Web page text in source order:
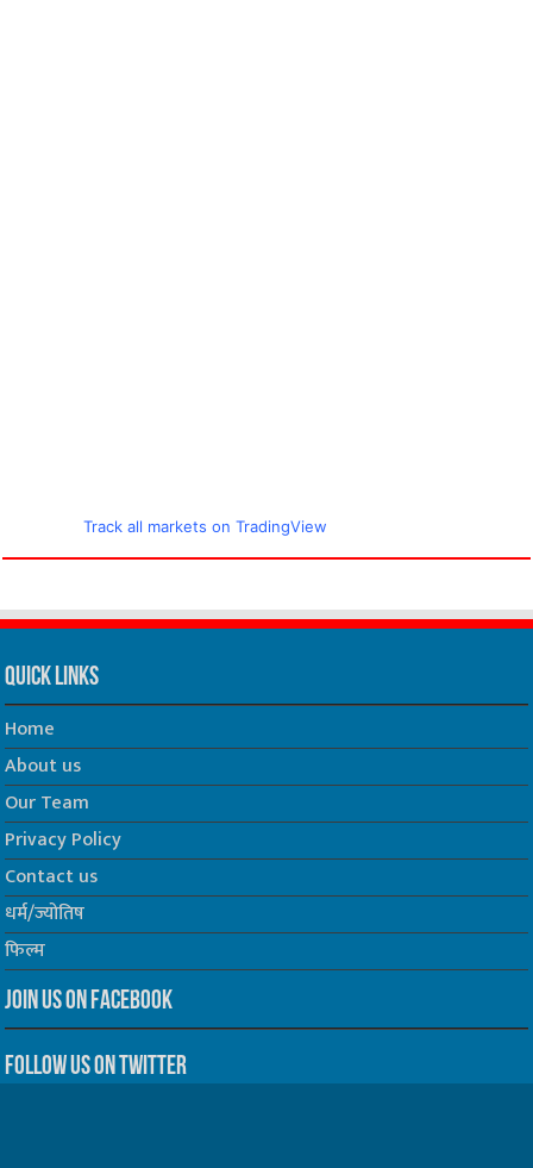
Track all markets on TradingView
Quick Links
Home
About us
Our Team
Privacy Policy
Contact us
धर्म/ज्योतिष
फिल्म
Join us on Facebook
Follow us on Twitter